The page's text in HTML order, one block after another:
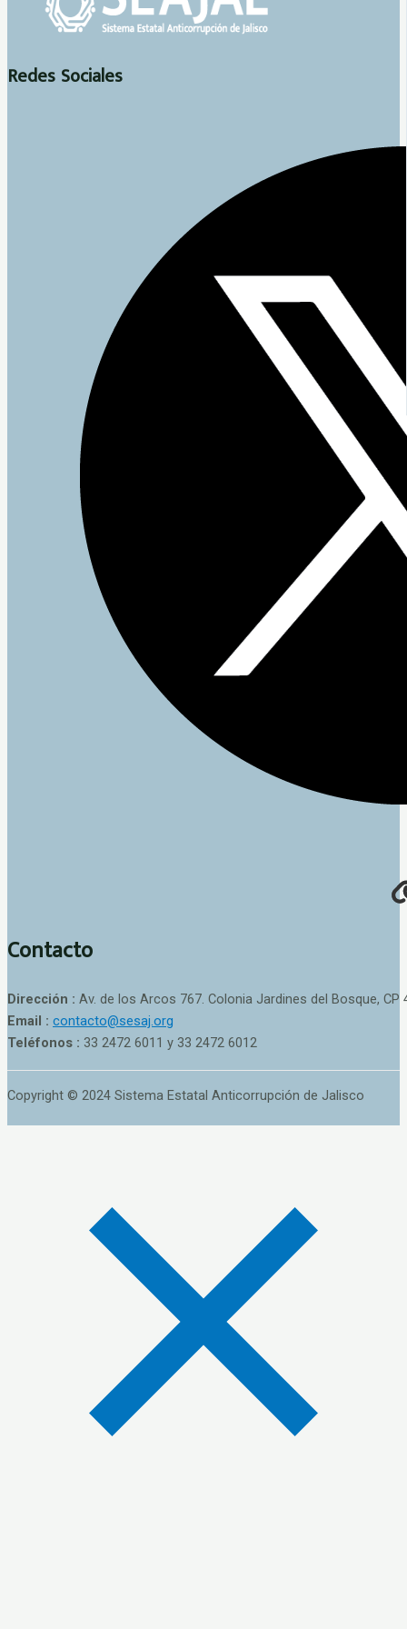
Redes Sociales
Contacto
Dirección : Av. de los Arcos 767. Colonia Jardines del Bosque, CP
Email : contacto@sesaj.org
Teléfonos : 33 2472 6011 y 33 2472 6012
Copyright © 2024 Sistema Estatal Anticorrupción de Jalisco